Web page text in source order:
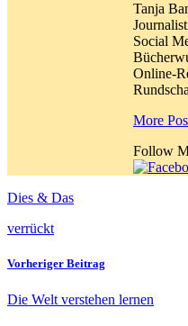
Tanja
Social
Online-
More
Follow
Dies & Das
verrückt
Vorheriger Beitrag
Die Welt verstehen lernen